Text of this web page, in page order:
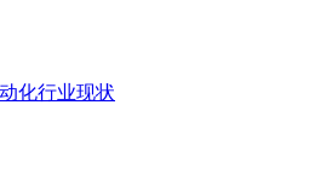
化行业现状